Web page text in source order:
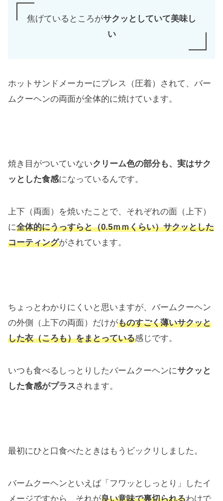
焦げているところがサクッとしていて美味し
い
ホットサンドメーカーにプレス（圧着）されて、バー
ムクーヘンの両面が全体的に焼けています。
焼き目がついていないクリーム色の部分も、実はサク
ッとした食感になっているんです。
上下（両面）を焼いたことで、それぞれの面（上下）
に全体的にうっすらと（0.5ｍｍくらい）サクッとした
コーティングがされています。
ちょっとわかりにくいと思いますが、バームクーヘン
の外側（上下の両面）だけがものすごく薄いサクッと
した衣（ころも）をまとっている感じです。
いつも食べるしっとりしたバームクーヘンにサクッと
した食感がプラスされます。
最初にひと口食べたときはもうビックリしました。
バームクーヘンといえば「フワッとしっとり」したイ
メージですから、それが良い意味で裏切られるわけで